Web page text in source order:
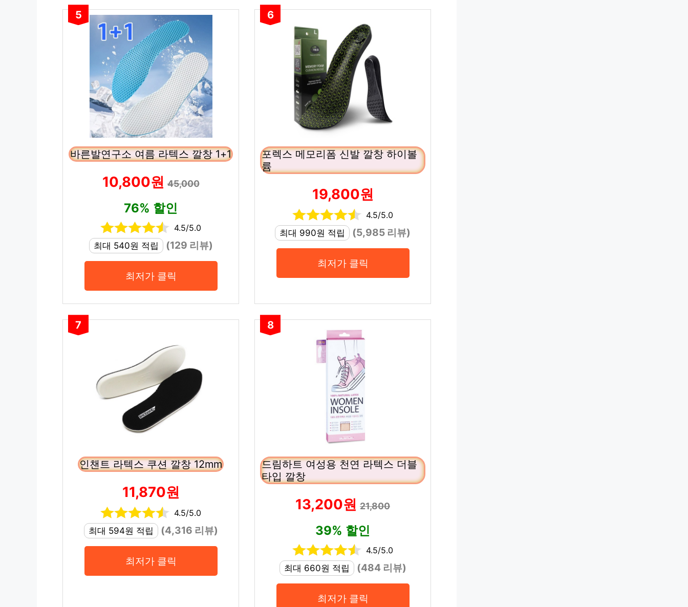
5
바른발연구소 여름 라텍스 깔창 1+1
10,800원45,000
76% 할인
4.5/5.0
최대 540원 적립
(129 리뷰)
최저가 클릭
6
포렉스 메모리폼 신발 깔창 하이볼
륨
19,800원
4.5/5.0
최대 990원 적립
(5,985 리뷰)
최저가 클릭
7
인챈트 라텍스 쿠션 깔창 12mm
11,870원
4.5/5.0
최대 594원 적립
(4,316 리뷰)
최저가 클릭
8
드림하트 여성용 천연 라텍스 더블
타입 깔창
13,200원 21,800
39% 할인
4.5/5.0
최대 660원 적립
(484 리뷰)
최저가 클릭